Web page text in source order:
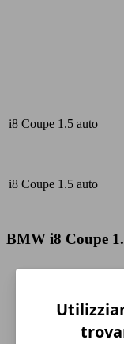
i8 Coupe 1.5 auto
i8 Coupe 1.5 auto
BMW i8 Coupe